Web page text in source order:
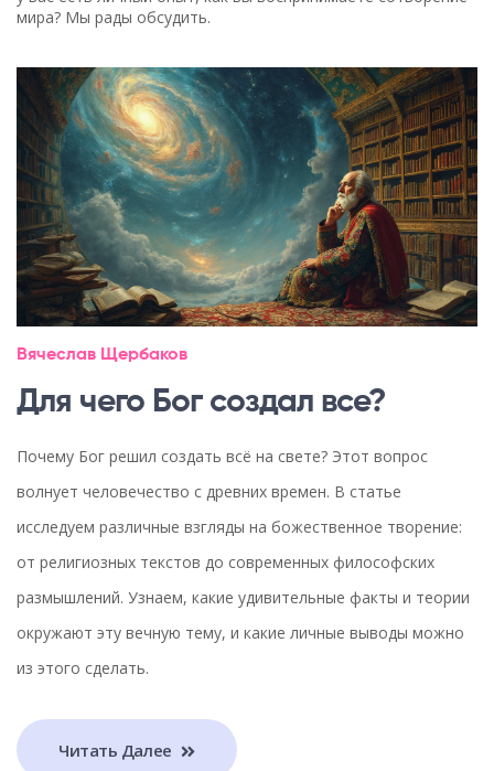
мира? Мы рады обсудить.
Вячеслав Щербаков
Для чего Бог создал все?
Почему Бог решил создать всё на свете? Этот вопрос
волнует человечество с древних времен. В статье
исследуем различные взгляды на божественное творение:
от религиозных текстов до современных философских
размышлений. Узнаем, какие удивительные факты и теории
окружают эту вечную тему, и какие личные выводы можно
из этого сделать.
Читать Далее